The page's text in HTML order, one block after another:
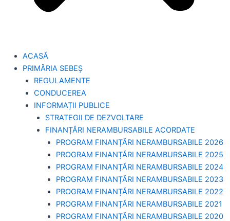
ACASĂ
PRIMĂRIA SEBEȘ
REGULAMENTE
CONDUCEREA
INFORMAȚII PUBLICE
STRATEGII DE DEZVOLTARE
FINANȚĂRI NERAMBURSABILE ACORDATE
PROGRAM FINANȚĂRI NERAMBURSABILE 2026
PROGRAM FINANȚĂRI NERAMBURSABILE 2025
PROGRAM FINANȚĂRI NERAMBURSABILE 2024
PROGRAM FINANȚĂRI NERAMBURSABILE 2023
PROGRAM FINANȚĂRI NERAMBURSABILE 2022
PROGRAM FINANȚĂRI NERAMBURSABILE 2021
PROGRAM FINANȚĂRI NERAMBURSABILE 2020